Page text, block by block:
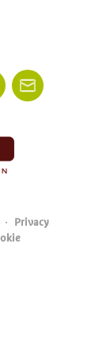
Privacy